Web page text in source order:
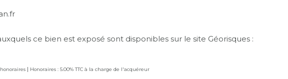
ce bien est exposé sont disponibles sur le site Géorisques :
| Honoraires : 5.00% TTC à la charge de l'acquéreur